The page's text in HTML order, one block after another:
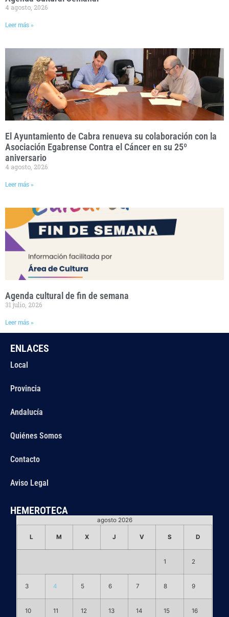
4 agosto, 2026
Leer más »
El Ayuntamiento de Cabra renueva su colaboración con la
Asociación Egabrense Contra el Cáncer en su 25º
aniversario
4 agosto, 2026
Leer más »
Agenda cultural de fin de semana
31 julio, 2026
Leer más »
ENLACES
Local
Provincia
Andalucía
Quiénes Somos
Contacto
Aviso Legal
HEMEROTECA
agosto 2026
L M X J V S D
1 2
3 4 5 6 7 8 9
10 11 12 13 14 15 16